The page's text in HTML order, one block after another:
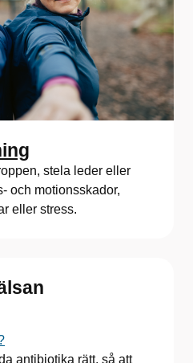
stela leder eller
och motionsskador,
eller stress.
antibiotika rätt, så att